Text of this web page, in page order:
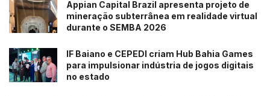
conteúdos impróprios.
Leia também:
outros
Appian Capital Brazil apresenta projeto de
mineração subterrânea em realidade virtual
durante o SEMBA 2026
IF Baiano e CEPEDI criam Hub Bahia Games
para impulsionar indústria de jogos digitais
no estado